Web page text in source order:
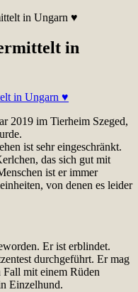
in Ungarn ♥
in
2019 im Tierheim Szeged,
ist sehr eingeschränkt.
das sich gut mit
ist er immer
von denen es leider
Er ist erblindet.
durchgeführt. Er mag
mit einem Rüden
Einzelhund.